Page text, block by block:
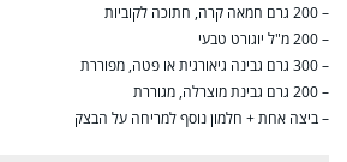
– 200 גרם חמאה קרה, חתוכה לקוביות
– 200 מ"ל יוגורט טבעי
– 300 גרם גבינה גיאורגית או פטה, מפוררת
– 200 גרם גבינת מוצרלה, מגוררת
– ביצה אחת + חלמון נוסף למריחה על הבצק